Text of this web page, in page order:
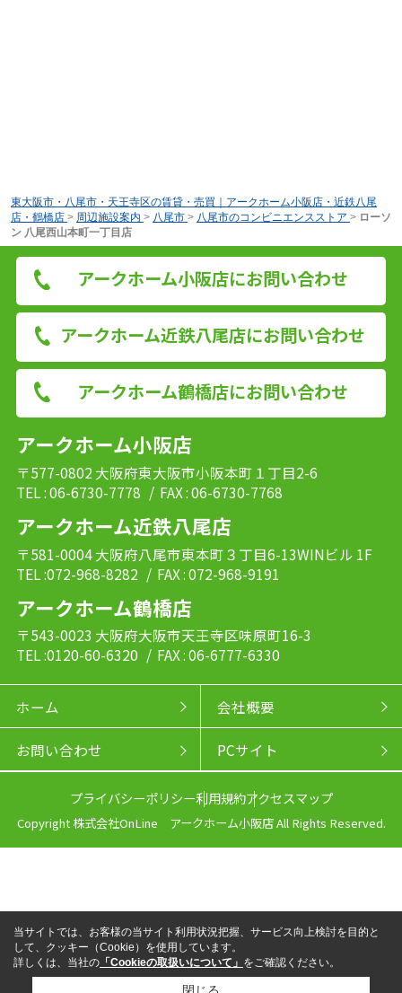
東大阪市・八尾市・天王寺区の賃貸・売買｜アークホーム小阪店・近鉄八尾
店・鶴橋店 > 周辺施設案内 > 八尾市 > 八尾市のコンビニエンスストア > ローソ
ン 八尾西山本町一丁目店
アークホーム小阪店にお問い合わせ
アークホーム近鉄八尾店にお問い合わせ
アークホーム鶴橋店にお問い合わせ
アークホーム小阪店
〒577-0802 大阪府東大阪市小阪本町１丁目2-6
TEL : 06-6730-7778 / FAX : 06-6730-7768
アークホーム近鉄八尾店
〒581-0004 大阪府八尾市東本町３丁目6-13WINビル 1F
TEL :072-968-8282 / FAX : 072-968-9191
アークホーム鶴橋店
〒543-0023 大阪府大阪市天王寺区味原町16-3
TEL :0120-60-6320 / FAX : 06-6777-6330
ホーム 会社概要
お問い合わせ PCサイト
プライバシーポリシー利用規約アクセスマップ
Copyright 株式会社OnLine アークホーム小阪店 All Rights Reserved.
当サイトでは、お客様の当サイト利用状況把握、サービス向上検討を目的と
して、クッキー（Cookie）を使用しています。
詳しくは、当社の 「Cookieの取扱いについて」 をご確認ください。